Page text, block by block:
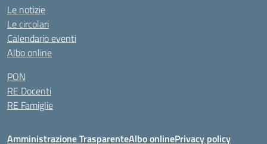
Le notizie
Le circolari
Calendario eventi
Albo online
PON
RE Docenti
RE Famiglie
Amministrazione TrasparenteAlbo onlinePrivacy policy